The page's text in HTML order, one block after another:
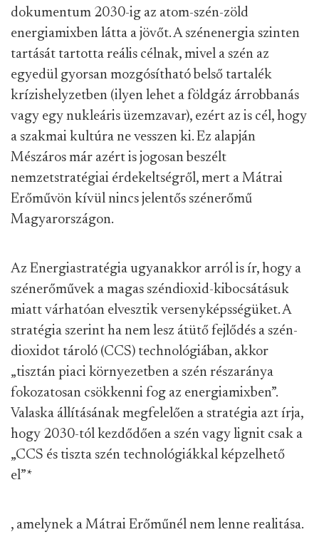
dokumentum 2030-ig az atom-szén-zöld
energiamixben látta a jövőt. A szénenergia szinten
tartását tartotta reális célnak, mivel a szén az
egyedül gyorsan mozgósítható belső tartalék
krízishelyzetben (ilyen lehet a földgáz árrobbanás
vagy egy nukleáris üzemzavar), ezért az is cél, hogy
a szakmai kultúra ne vesszen ki. Ez alapján
Mészáros már azért is jogosan beszélt
nemzetstratégiai érdekeltségről, mert a Mátrai
Erőművön kívül nincs jelentős szénerőmű
Magyarországon.
Az Energiastratégia ugyanakkor arról is ír, hogy a
szénerőművek a magas széndioxid-kibocsátásuk
miatt várhatóan elvesztik versenyképsségüket. A
stratégia szerint ha nem lesz átütő fejlődés a szén-
dioxidot tároló (CCS) technológiában, akkor
„tisztán piaci környezetben a szén részaránya
fokozatosan csökkenni fog az energiamixben”.
Valaska állításának megfelelően a stratégia azt írja,
hogy 2030-tól kezdődően a szén vagy lignit csak a
„CCS és tiszta szén technológiákkal képzelhető
el”*
, amelynek a Mátrai Erőműnél nem lenne realitása.